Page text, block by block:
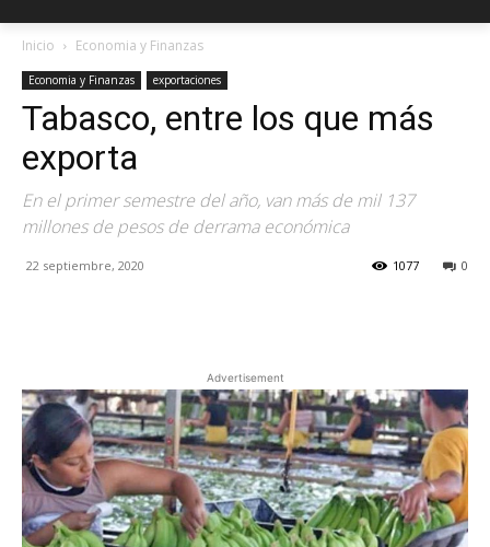
Inicio Economia y Finanzas
Economia y Finanzas exportaciones
Tabasco, entre los que más
exporta
En el primer semestre del año, van más de mil 137
millones de pesos de derrama económica
22 septiembre, 2020 0
1077
Advertisement